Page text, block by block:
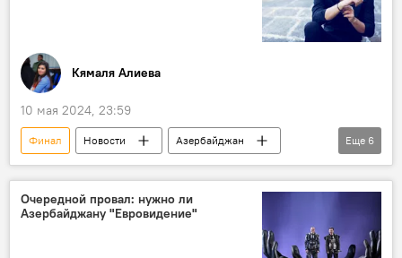
народный писатель Азербайджана Ильяс Эфендиев
Кто сегодня родился
Какой сегодня праздник
Баку
"Евровидение-2012"
Общество
Кямаля Алиева
10 мая 2024, 23:59
Финал Новости
Азербайджан
Культура
Музыка
Евровидение
"Евровидение-2024"
Эльдар Гасымов
Конкурс
Еще 6
Очередной провал: нужно ли
Азербайджану "Евровидение"